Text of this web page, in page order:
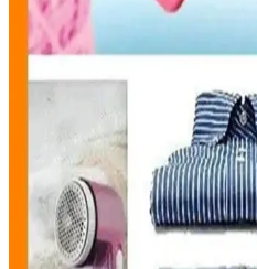
Genel Markalar Ahşap
ile Evde Pratik Temizlik
Kalın yüzeylerde tüyleri etkili
memnuniyeti yüksek, dayanıklı ve
Mirach Çift Taraflı Tiftik
Ürün Özellikleri ve
Mirach markasının çift taraflı tiftik
ve halı bakımında etkili,
temizlik aracıdır. Ergonomik